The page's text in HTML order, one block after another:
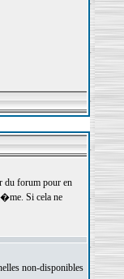
du forum pour en
Si cela ne
non-disponibles